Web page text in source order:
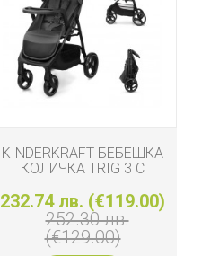
KINDERKRAFT БЕБЕШКА
КОЛИЧКА TRIG 3 С
232.74 лв. (€119.00)
252.30 лв.
(€129.00)